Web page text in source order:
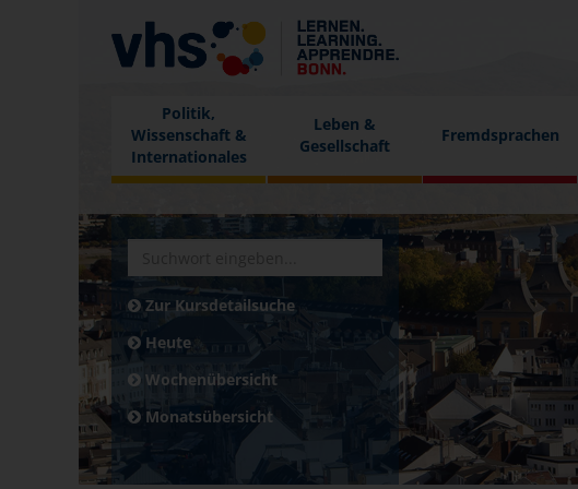
Politik,
Wissenschaft &
Internationales
Leben &
Gesellschaft
Fremdsprachen
Zur Kursdetailsuche
Heute
Wochenübersicht
Monatsübersicht